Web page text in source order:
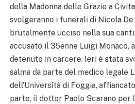
della Madonna delle Grazie a
svolgeranno i funerali di Nicola
brutalmente ucciso nella sua
accusato il 35enne Luigi Monaco,
detenuto in carcere. Ieri è stata
salma da parte del medico legale
dell’Università di Foggia,
parte, il dottor Paolo Scarano per